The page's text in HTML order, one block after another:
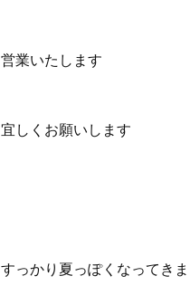
営業いたします
宜しくお願いします
すっかり夏っぽくなってき